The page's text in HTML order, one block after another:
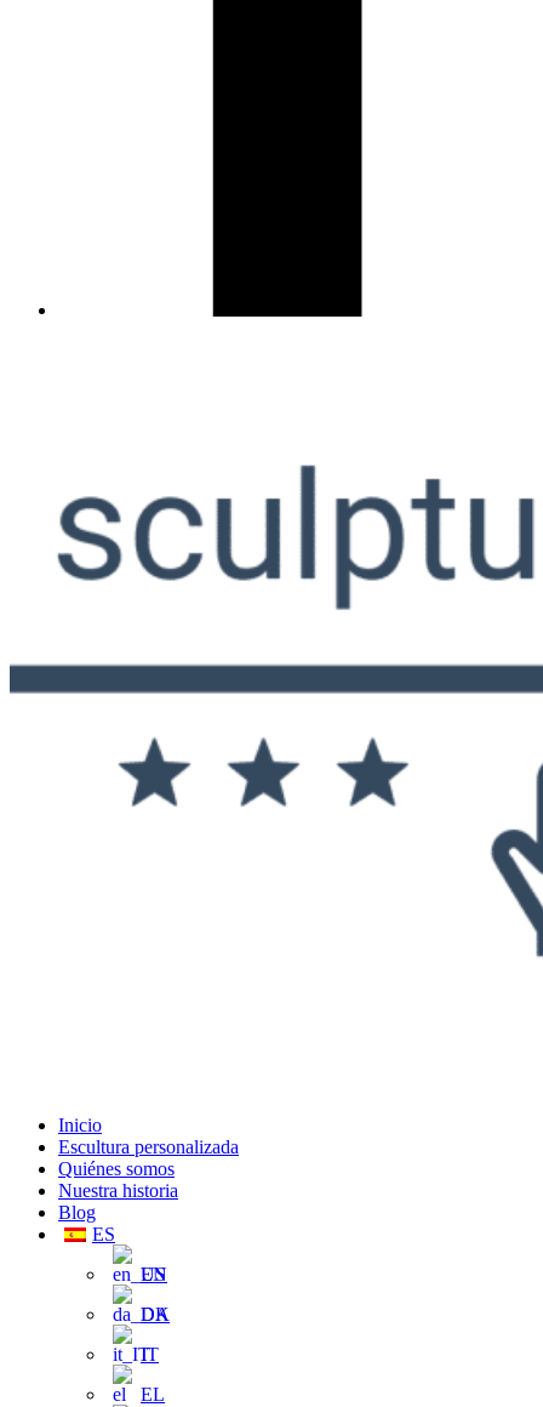
Inicio
Escultura personalizada
Quiénes somos
Nuestra historia
Blog
ES
EN
DA
IT
EL